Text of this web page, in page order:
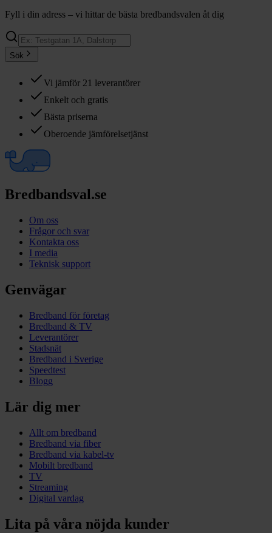
Fyll i din adress – vi hittar de bästa bredbandsvalen åt dig
Sök
Vi jämför 21 leverantörer
Enkelt och gratis
Bästa priserna
Oberoende jämförelsetjänst
Bredbandsval.se
Om oss
Frågor och svar
Kontakta oss
I media
Teknisk support
Genvägar
Bredband för företag
Bredband & TV
Leverantörer
Stadsnät
Bredband i Sverige
Speedtest
Blogg
Lär dig mer
Allt om bredband
Bredband via fiber
Bredband via kabel-tv
Mobilt bredband
TV
Streaming
Digital vardag
Lita på våra nöjda kunder